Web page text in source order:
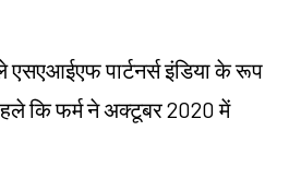
पार्टनर्स इंडिया के रूप
कि फर्म ने अक्टूबर 2020 में